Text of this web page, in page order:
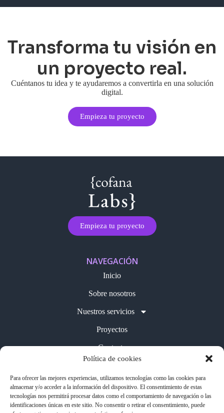
Política de cookies
Para ofrecer las mejores experiencias, utilizamos tecnologías como las cookies para
almacenar y/o acceder a la información del dispositivo. El consentimiento de estas
tecnologías nos permitirá procesar datos como el comportamiento de navegación o las
identificaciones únicas en este sitio. No consentir o retirar el consentimiento, puede
Transforma tu visión en
un proyecto real.
Cuéntanos tu idea y te ayudaremos a convertirla en una solución
digital.
Empieza tu proyecto
Empieza tu proyecto
NAVEGACIÓN
Inicio
Sobre nosotros
Nuestros servicios
Proyectos
Contacto
LEGAL
Política de cookies Aviso legal